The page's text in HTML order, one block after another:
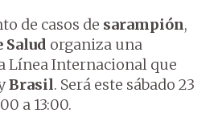
de casos de sarampión,
organiza una
Línea Internacional que
Brasil. Será este sábado 23
a 13:00.